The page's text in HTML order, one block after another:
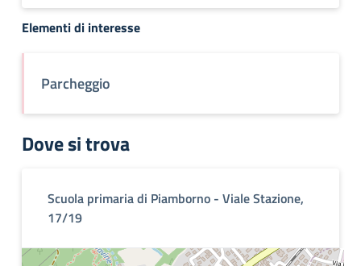
Elementi di interesse
Parcheggio
Dove si trova
Scuola primaria di Piamborno - Viale Stazione,
17/19